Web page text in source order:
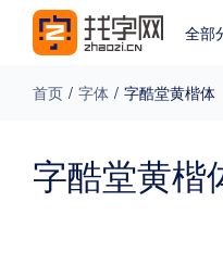
全部
免费下载 收费下载
首页 / 字体 / 字酷堂黄楷体
字酷堂黄楷